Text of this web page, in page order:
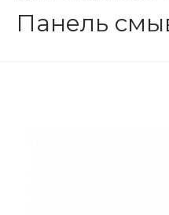
Панель